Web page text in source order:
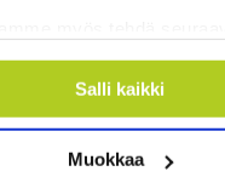
maantieteellisestä
muutaman metrin
aktiivisesti
Salli kaikki
Muokkaa